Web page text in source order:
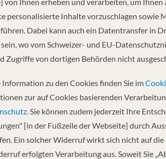
PASSAGIERE
24
where we take the time to discover the « sweet
authentic experience. The MS Anne-Marie is a
arranged on two decks. Each of them, with an
to the smallest detail and the 5 crew
personalisierte Inhalte vorzuschlagen sowie
Dabei kann auch ein Datentransfer in
wo vom Schweizer- und EU-
Zugriffe von dortigen Behörden nicht
zu den Cookies finden Sie im
zur auf Cookies basierenden
Sie können zudem jederzeit Ihre
[in der Fußzeile der Webseite] durch
Ein solcher Widerruf wirkt sich nicht auf
erfolgten Verarbeitung aus. Soweit Sie